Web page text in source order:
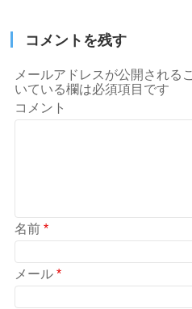
コメントを残す
メールアドレスが公開される
いている欄は必須項目です
コメント
名前*
メール*